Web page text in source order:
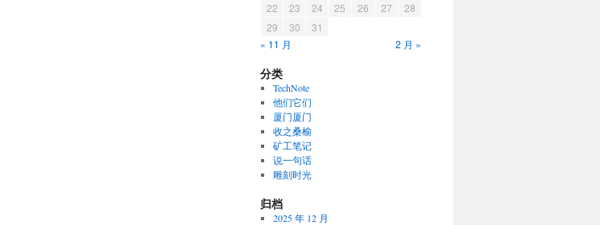
22
23 24 25 26 27
28
29
30
31
« 11 月
2 月 »
分类
TechNote
他们它们
厦门厦门
收之桑榆
矿工笔记
说一句话
雕刻时光
归档
2025 年 12 月